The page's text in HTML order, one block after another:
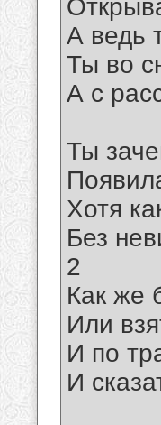
А ведь
Ты во
А с
Ты
Хотя
Без
2
Как же
Или
И по
И